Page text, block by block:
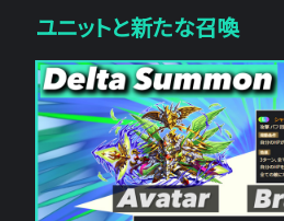
ユニットと新たな召喚